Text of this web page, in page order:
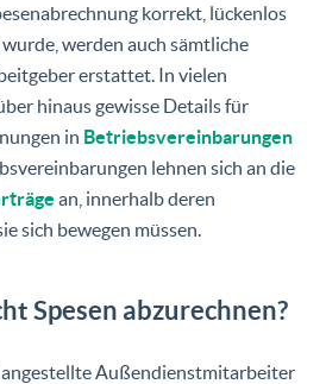
korrekt, lückenlos
werden auch sämtliche
erstattet. In vielen
hinaus gewisse Details für
in Betriebsvereinbarungen
lehnen sich an die
an, innerhalb deren
sich bewegen müssen.
Spesen abzurechnen?
angestellte Außendienstmitarbeiter